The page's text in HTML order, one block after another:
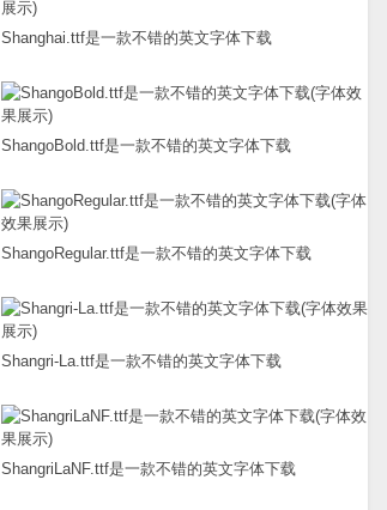
Shanghai.ttf是一款不错的英文字体下载
ShangoBold.ttf是一款不错的英文字体下载
ShangoRegular.ttf是一款不错的英文字体下载
Shangri-La.ttf是一款不错的英文字体下载
ShangriLaNF.ttf是一款不错的英文字体下载